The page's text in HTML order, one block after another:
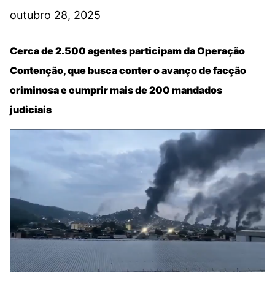
outubro 28, 2025
Cerca de 2.500 agentes participam da Operação
Contenção, que busca conter o avanço de facção
criminosa e cumprir mais de 200 mandados
judiciais